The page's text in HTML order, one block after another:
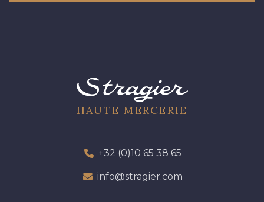
HAUTE MERCERIE
+32 (0)10 65 38 65
info@stragier.com